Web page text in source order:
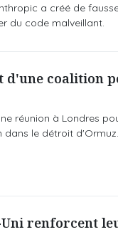
a créé de
du code malveillant.
d'une coalition
réunion à Londres
le détroit d'Ormuz.
Uni renforcent